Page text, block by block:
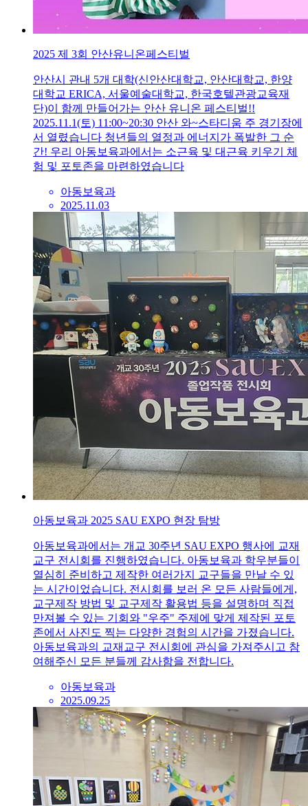
2025 제 3회 안산유니온페스티벌
안산시 관내 5개 대학(신안산대학교, 안산대학교, 한양
대학교 ERICA, 서울예술대학교, 한국호텔관광교육재
단)이 함께 만들어가는 안산 유니온 페스티벌!!
2025.11.1(토) 11:00~20:30 안산 와~스타디움 주 경기장에
서 열렸습니다 청년들의 열정과 에너지가 폭발한 그 순
간! 우리 아동보육과에서는 소근육 및 대근육 키우기 체
험 및 포토존을 마련하였습니다
아동보육과
2025.11.03
아동보육과 2025 SAU EXPO 현장 탐방
아동보육과에서는 개교 30주년 SAU EXPO 행사에 교재
교구 전시회를 진행하였습니다. 아동보육과 학우분들이
열심히 준비하고 제작한 여러가지 교구들을 만날 수 있
는 시간이었습니다. 전시회를 보러 온 모든 사람들에게,
교구제작 방법 및 교구제작 활용법 등을 설명하며 직접
만져볼 수 있는 기회와 "우주" 주제에 맞게 제작된 포토
존에서 사진도 찍는 다양한 경험의 시간을 가졌습니다.
아동보육과의 교재교구 전시회에 관심을 가져주시고 참
여해주신 모든 분들께 감사함을 전합니다.
아동보육과
2025.09.25